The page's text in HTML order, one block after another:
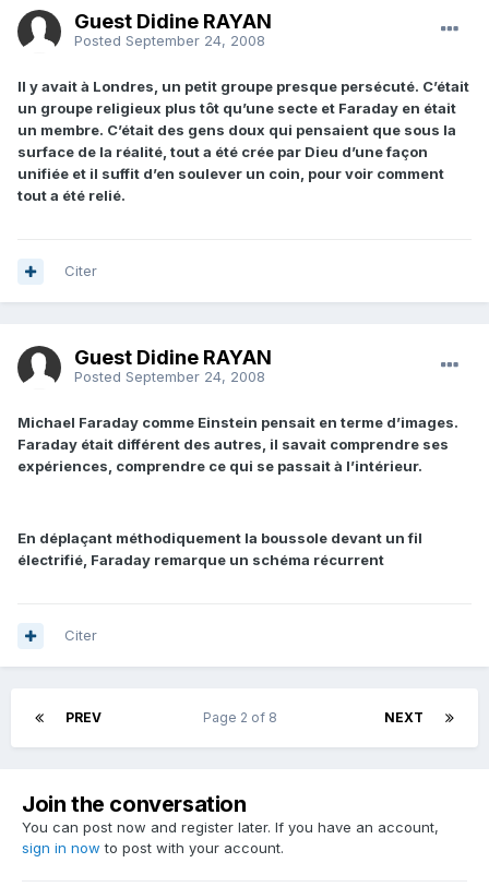
Guest Didine RAYAN
Posted September 24, 2008
Il y avait à Londres, un petit groupe presque persécuté. C’était
un groupe religieux plus tôt qu’une secte et Faraday en était
un membre. C’était des gens doux qui pensaient que sous la
surface de la réalité, tout a été crée par Dieu d’une façon
unifiée et il suffit d’en soulever un coin, pour voir comment
tout a été relié.
Citer
Guest Didine RAYAN
Posted September 24, 2008
Michael Faraday comme Einstein pensait en terme d’images.
Faraday était différent des autres, il savait comprendre ses
expériences, comprendre ce qui se passait à l’intérieur.
En déplaçant méthodiquement la boussole devant un fil
électrifié, Faraday remarque un schéma récurrent
Citer
PREV NEXT
Page 2 of 8
Join the conversation
You can post now and register later. If you have an account,
sign in now to post with your account.